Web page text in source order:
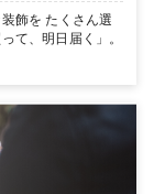
飾を たくさん選
て、明日届く」。